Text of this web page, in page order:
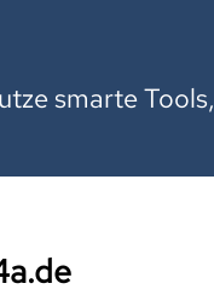
smarte Tools,